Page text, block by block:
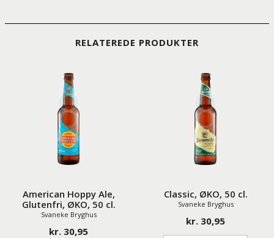
RELATEREDE PRODUKTER
American Hoppy Ale,
Glutenfri, ØKO, 50 cl.
Svaneke Bryghus
kr. 30,95
Classic, ØKO, 50 cl.
Svaneke Bryghus
kr. 30,95